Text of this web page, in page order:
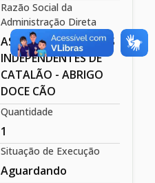
Razão Social da
Administração Direta
ASSOC. DOS ABRIGOS
INDEPENDENTES DE
CATALÃO - ABRIGO
DOCE CÃO
Quantidade
1
Situação de Execução
Aguardando